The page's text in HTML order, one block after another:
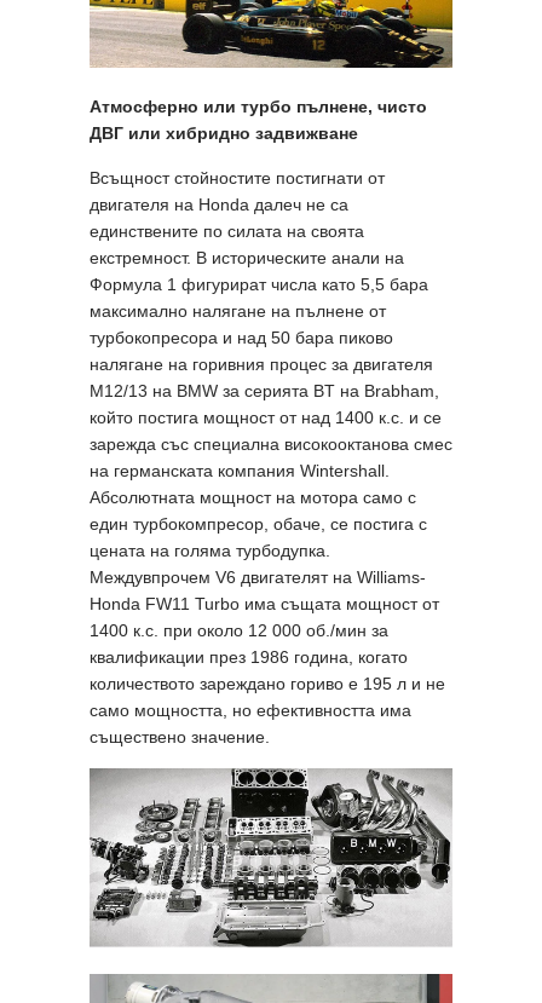
Атмосферно или турбо пълнене, чисто
ДВГ или хибридно задвижване
Всъщност стойностите постигнати от
двигателя на Honda далеч не са
единствените по силата на своята
екстремност. В историческите анали на
Формула 1 фигурират числа като 5,5 бара
максимално налягане на пълнене от
турбокопресора и над 50 бара пиково
налягане на горивния процес за двигателя
M12/13 на BMW за серията BT на Brabham,
който постига мощност от над 1400 к.с. и се
зарежда със специална високооктанова смес
на германската компания Wintershall.
Абсолютната мощност на мотора само с
един турбокомпресор, обаче, се постига с
цената на голяма турбодупка.
Междувпрочем V6 двигателят на Williams-
Honda FW11 Turbo има същата мощност от
1400 к.с. при около 12 000 об./мин за
квалификации през 1986 година, когато
количеството зареждано гориво е 195 л и не
само мощността, но ефективността има
съществено значение.